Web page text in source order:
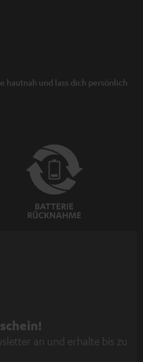
hautnah und lass dich persönlich
an und erhalte bis zu